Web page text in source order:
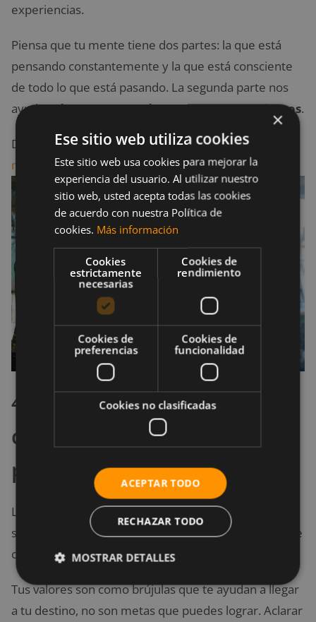
experiencias.
Piensa que tu mente tiene dos partes: la que está
pensando constantemente y la que está consciente
de todo lo que está pasando. La segunda parte nos
ayuda adarnos cuenta de nuestros pensamientos.
Desarrolla este aspecto de tu vida mediante la
meditación.
4. Conócete a ti mismo y lo
que realmente te importa
para aclarar tus valores
Los valores son las cosas que encuentras
significativas en la vida. Son lo que te importa y lo que
consideras importante.
Tus valores son como brújulas que te ayudan a llegar
a tu destino, no son metas que puedes lograr. Aclarar
×
Ese sitio web utiliza cookies
Este sitio web usa cookies para mejorar la
experiencia del usuario. Al utilizar nuestro
sitio web, usted acepta todas las cookies
de acuerdo con nuestra Política de
cookies. Más información
Cookies
estrictamente
necesarias
Cookies de
rendimiento
Cookies de
preferencias
Cookies de
funcionalidad
Cookies no clasificadas
ACEPTAR TODO
RECHAZAR TODO
MOSTRAR DETALLES